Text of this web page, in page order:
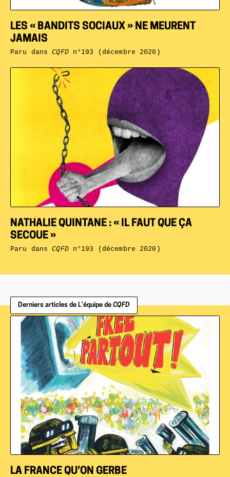
NATHALIE QUINTANE : « IL FAUT QUE ÇA
SECOUE »
Paru dansCQFDn°193 (décembre 2020)
LES « BANDITS SOCIAUX » NE MEURENT
JAMAIS
Paru dansCQFDn°193 (décembre 2020)
Derniers articles de L’équipe de CQFD
LA FRANCE QU’ON GERBE